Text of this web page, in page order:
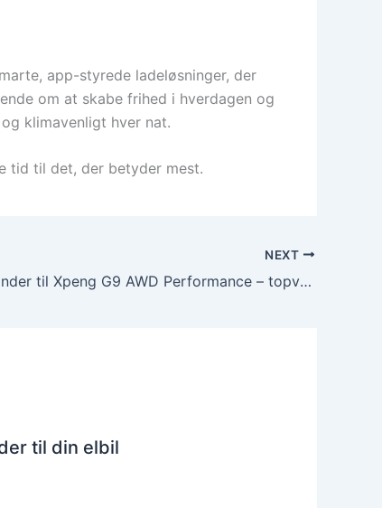
app-styrede ladeløsninger, der
om at skabe frihed i hverdagen og
klimavenligt hver nat.
tid til det, der betyder mest.
NEXT
Bedste ladestander til Xpeng G9 AWD Performance – topvalg 2024
til din elbil